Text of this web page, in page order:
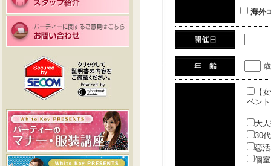
海外
【
ベント
大
30
恋
個